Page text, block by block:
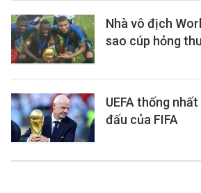
Nhà vô địch
sao cúp hỏng
UEFA thống
đấu của FIFA